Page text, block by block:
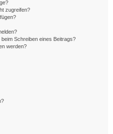
zugreifen?
Schreiben eines Beitrags?
werden?